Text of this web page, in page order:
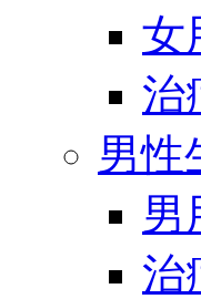
女
治
男性
男
治